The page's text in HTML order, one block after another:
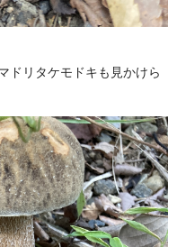
ドリタケモドキも見かけら